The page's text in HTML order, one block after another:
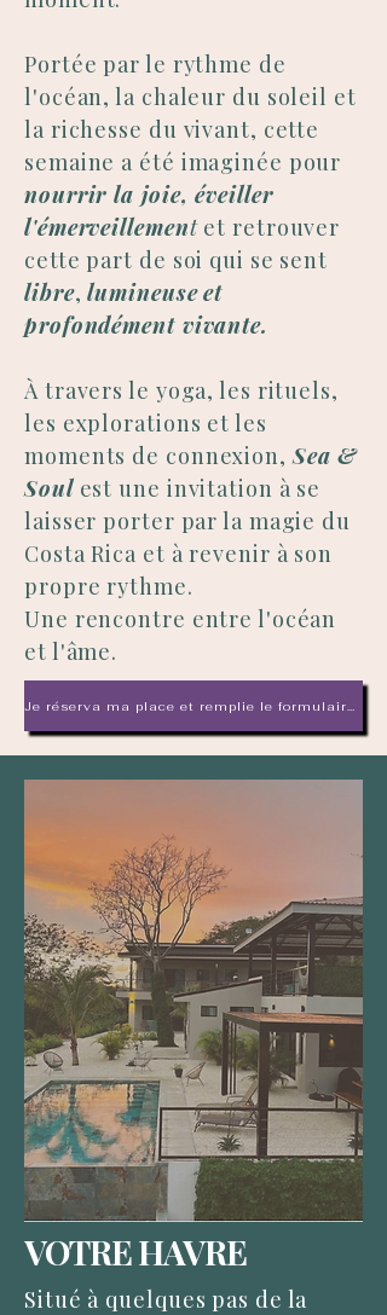
Portée par le rythme de
l'océan, la chaleur du soleil et
la richesse du vivant, cette
semaine a été imaginée pour
nourrir la joie, éveiller
l'émerveillementet retrouver
cette part de soi qui se sent
libre,lumineuse et
profondément vivante.
À travers le yoga, les rituels,
les explorations et les
moments de connexion,Sea &
Soulest une invitation à se
laisser porter par la magie du
Costa Rica et à revenir à son
propre rythme.
Une rencontre entre l'océan
et l'âme.
VOTRE HAVRE
Situé à quelques pas de la